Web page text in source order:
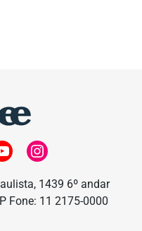
1439 6º andar
Fone: 11 2175-0000